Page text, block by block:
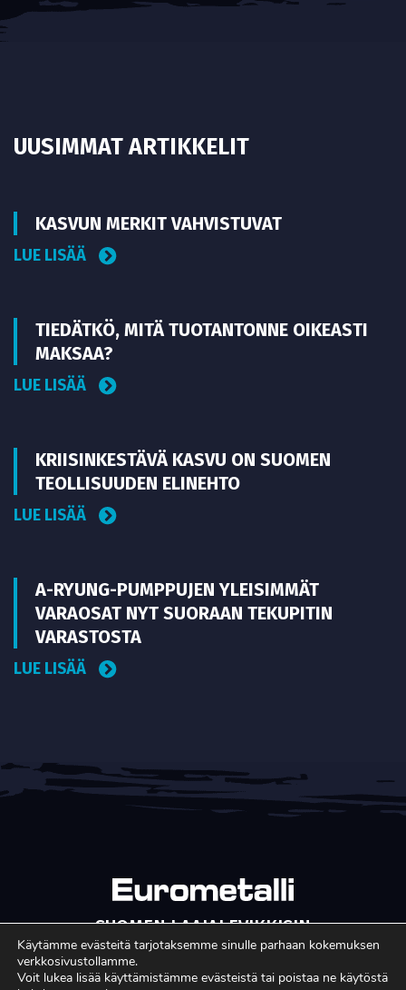
UUSIMMAT ARTIKKELIT
KASVUN MERKIT VAHVISTUVAT
LUE LISÄÄ
TIEDÄTKÖ, MITÄ TUOTANTONNE OIKEASTI
MAKSAA?
LUE LISÄÄ
KRIISINKESTÄVÄ KASVU ON SUOMEN
TEOLLISUUDEN ELINEHTO
LUE LISÄÄ
A-RYUNG-PUMPPUJEN YLEISIMMÄT
VARAOSAT NYT SUORAAN TEKUPITIN
VARASTOSTA
LUE LISÄÄ
SUOMEN LAAJALEVIKKISIN
METALLITEOLLISUUDEN ERIKOISLEHTI
Copyright © Faktavisa Oy / Eurometalli 2017. All Rights
Käytämme evästeitä tarjotaksemme sinulle parhaan kokemuksen
verkkosivustollamme.
Voit lukea lisää käyttämistämme evästeistä tai poistaa ne käytöstä